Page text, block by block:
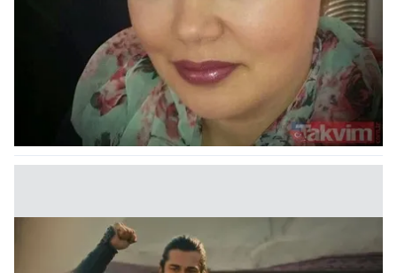
hazırlanmış Aydınlatma Metnimizi okumak ve sitemizde
ilgili mevzuata uygun olarak kullanılan çerezlerle ilgili bilgi
almak için lütfentıklayınız